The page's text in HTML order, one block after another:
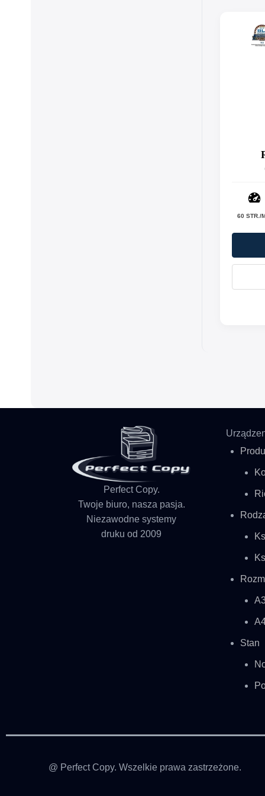
60 STR./
Perfect Copy.
Twoje biuro, nasza pasja.
Niezawodne systemy
druku od 2009
Stan
@ Perfect Copy. Wszelkie prawa zastrzeżone.